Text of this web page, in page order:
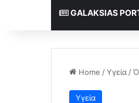
GALAKSIAS
Home /Υγεία /
Υγεία